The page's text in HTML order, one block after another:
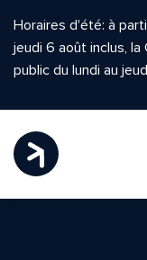
Horaires d'été: à
jeudi 6 août inclus,
public du lundi au